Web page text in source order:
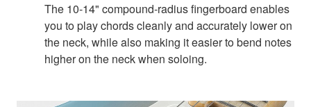
The 10-14" compound-radius fingerboard enables
you to play chords cleanly and accurately lower on
the neck, while also making it easier to bend notes
higher on the neck when soloing.